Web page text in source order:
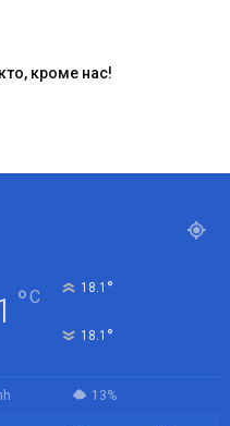
кроме нас!
°C 18.1 °
18.1 °
13%